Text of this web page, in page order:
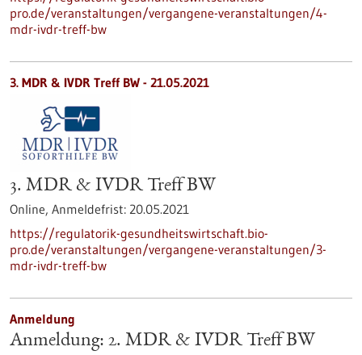
pro.de/veranstaltungen/vergangene-veranstaltungen/4-
mdr-ivdr-treff-bw
3. MDR & IVDR Treff BW - 21.05.2021
3. MDR & IVDR Treff BW
Online, Anmeldefrist: 20.05.2021
https://regulatorik-gesundheitswirtschaft.bio-
pro.de/veranstaltungen/vergangene-veranstaltungen/3-
mdr-ivdr-treff-bw
Anmeldung
Anmeldung: 2. MDR & IVDR Treff BW